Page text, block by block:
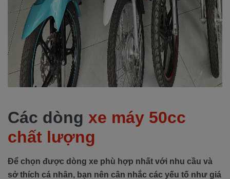
Các dòng xe máy 50cc
chất lượng
Để chọn được dòng xe phù hợp nhất với nhu cầu và
sở thích cá nhân, bạn nên cân nhắc các yếu tố như giá